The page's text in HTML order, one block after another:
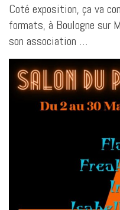
Coté exposition, ça va
formats, à Boulogne sur
son association …